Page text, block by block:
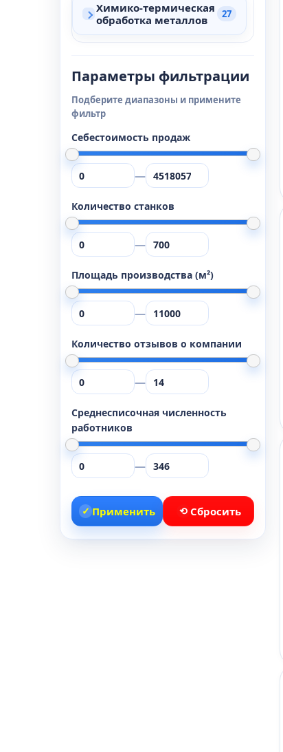
Химико-термическая
обработка металлов
27
Параметры фильтрации
Подберите диапазоны и примените
фильтр
Себестоимость продаж
—
Количество станков
—
Площадь производства (м²)
—
Количество отзывов о компании
—
Среднесписочная численность
работников
—
✓ Применить ⟲ Сбросить